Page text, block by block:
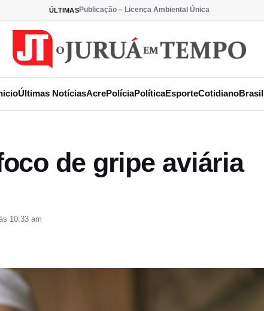
ÚLTIMASPublicação – Licença Ambiental Única
Últimas NotíciasAcrePolíciaPolíticaEsporteCotidianoBrasil
de gripe aviária
10:33 am